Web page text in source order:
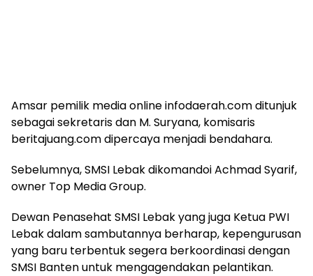
Amsar pemilik media online infodaerah.com ditunjuk
sebagai sekretaris dan M. Suryana, komisaris
beritajuang.com dipercaya menjadi bendahara.
Sebelumnya, SMSI Lebak dikomandoi Achmad Syarif,
owner Top Media Group.
Dewan Penasehat SMSI Lebak yang juga Ketua PWI
Lebak dalam sambutannya berharap, kepengurusan
yang baru terbentuk segera berkoordinasi dengan
SMSI Banten untuk mengagendakan pelantikan.